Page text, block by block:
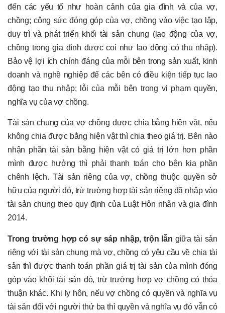
đến các yếu tố như hoàn cảnh của gia đình và của vợ,
chồng; công sức đóng góp của vợ, chồng vào việc tạo lập,
duy trì và phát triển khối tài sản chung (lao động của vợ,
chồng trong gia đình được coi như lao động có thu nhập).
Bảo vệ lợi ích chính đáng của mỗi bên trong sản xuất, kinh
doanh và nghề nghiệp để các bên có điều kiện tiếp tục lao
động tạo thu nhập; lỗi của mỗi bên trong vi phạm quyền,
nghĩa vụ của vợ chồng.
Tài sản chung của vợ chồng được chia bằng hiện vật, nếu
không chia được bằng hiện vật thì chia theo giá trị. Bên nào
nhận phần tài sản bằng hiện vật có giá trị lớn hơn phần
mình được hưởng thì phải thanh toán cho bên kia phần
chênh lệch. Tài sản riêng của vợ, chồng thuộc quyền sở
hữu của người đó, trừ trường hợp tài sản riêng đã nhập vào
tài sản chung theo quy định của Luật Hôn nhân và gia đình
2014.
Trong trường hợp có sự sáp nhập, trộn lẫn giữa tài sản
riêng với tài sản chung mà vợ, chồng có yêu cầu về chia tài
sản thì được thanh toán phần giá trị tài sản của mình đóng
góp vào khối tài sản đó, trừ trường hợp vợ chồng có thỏa
thuận khác. Khi ly hôn, nếu vợ chồng có quyền và nghĩa vụ
tài sản đối với người thứ ba thì quyền và nghĩa vụ đó vẫn có